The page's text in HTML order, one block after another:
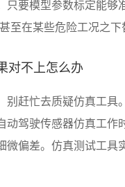
只要模型参数标定能
至在某些危险工况之下
对不上怎么办
别赶忙去质疑仿真工
动驾驶传感器仿真工
微偏差。仿真测试工